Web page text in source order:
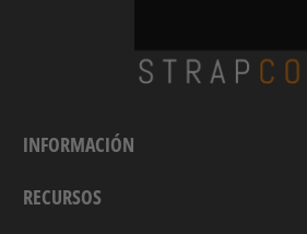
INFORMACIÓN
RECURSOS